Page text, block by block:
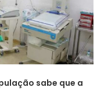
sabe que a